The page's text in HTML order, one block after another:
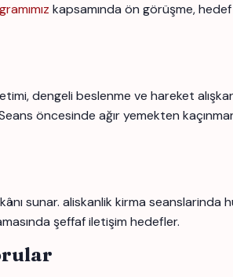
kapsamında ön görüşme,
dengeli beslenme ve hareket
öncesinde ağır yemekten
sunar. aliskanlik kirma seanslarinda
şeffaf iletişim hedefler.